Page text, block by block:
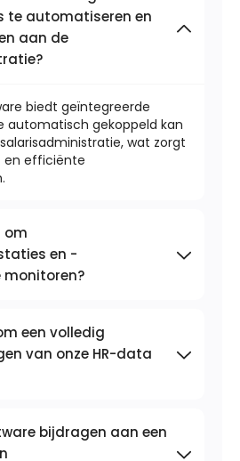
te automatiseren en
aan de
biedt geïntegreerde
automatisch gekoppeld kan
wat zorgt
en efficiënte
om
en -
monitoren?
een volledig
van onze HR-data
bijdragen aan een